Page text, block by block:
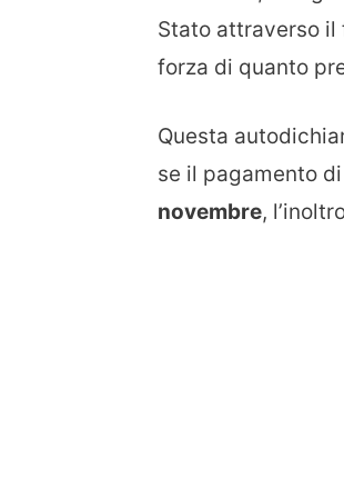
Stato attraverso il
forza di quanto
Questa
se il pagamento
novembre,